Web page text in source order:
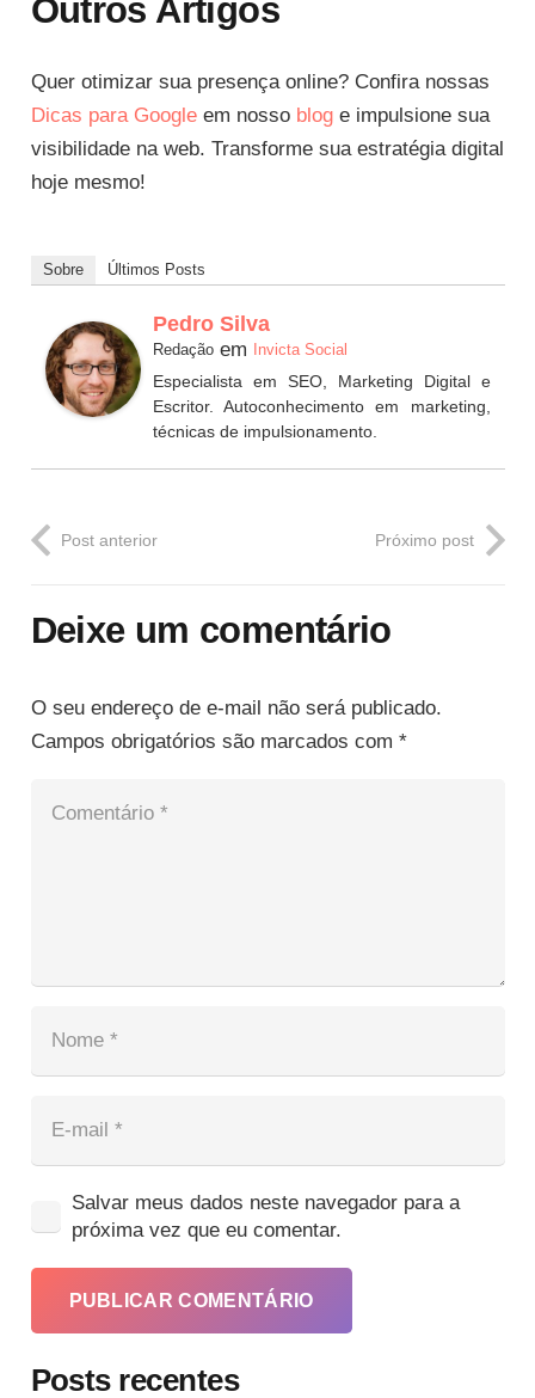
Outros Artigos
Quer otimizar sua presença online? Confira nossas
Dicas para Googleem nosso bloge impulsione sua
visibilidade na web. Transforme sua estratégia digital
hoje mesmo!
Sobre Últimos Posts
Pedro Silva
Redaçãoem Invicta Social
Especialista em SEO, Marketing Digital e
Escritor. Autoconhecimento em marketing,
técnicas de impulsionamento.
Post anterior Próximo post
Deixe um comentário
O seu endereço de e-mail não será publicado.
Campos obrigatórios são marcados com *
Salvar meus dados neste navegador para a
próxima vez que eu comentar.
PUBLICAR COMENTÁRIO
Posts recentes